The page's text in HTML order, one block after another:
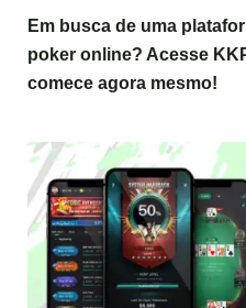
Em busca de uma
poker online? Acesse
comece agora mesmo!